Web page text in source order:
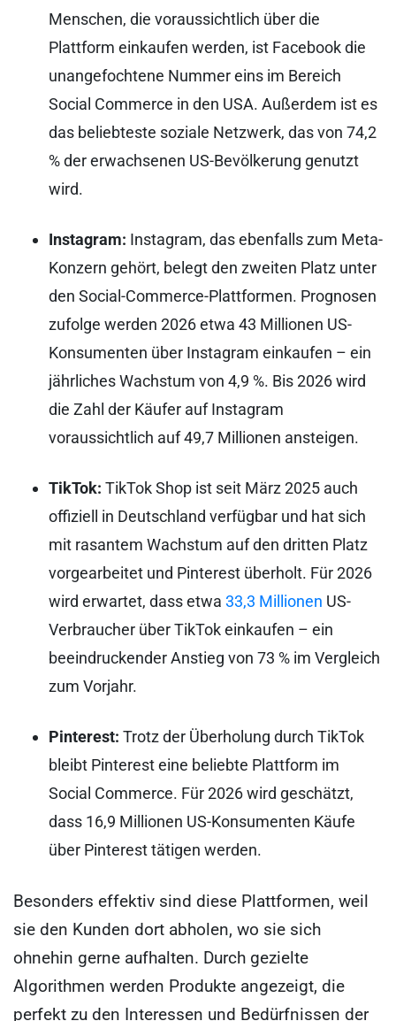
Menschen, die voraussichtlich über die
Plattform einkaufen werden, ist Facebook die
unangefochtene Nummer eins im Bereich
Social Commerce in den USA. Außerdem ist es
das beliebteste soziale Netzwerk, das von 74,2
% der erwachsenen US-Bevölkerung genutzt
wird.
Instagram: Instagram, das ebenfalls zum Meta-
Konzern gehört, belegt den zweiten Platz unter
den Social-Commerce-Plattformen. Prognosen
zufolge werden 2026 etwa 43 Millionen US-
Konsumenten über Instagram einkaufen – ein
jährliches Wachstum von 4,9 %. Bis 2026 wird
die Zahl der Käufer auf Instagram
voraussichtlich auf 49,7 Millionen ansteigen.
TikTok: TikTok Shop ist seit März 2025 auch
offiziell in Deutschland verfügbar und hat sich
mit rasantem Wachstum auf den dritten Platz
vorgearbeitet und Pinterest überholt. Für 2026
wird erwartet, dass etwa 33,3 Millionen US-
Verbraucher über TikTok einkaufen – ein
beeindruckender Anstieg von 73 % im Vergleich
zum Vorjahr.
Pinterest: Trotz der Überholung durch TikTok
bleibt Pinterest eine beliebte Plattform im
Social Commerce. Für 2026 wird geschätzt,
dass 16,9 Millionen US-Konsumenten Käufe
über Pinterest tätigen werden.
Besonders effektiv sind diese Plattformen, weil
sie den Kunden dort abholen, wo sie sich
ohnehin gerne aufhalten. Durch gezielte
Algorithmen werden Produkte angezeigt, die
perfekt zu den Interessen und Bedürfnissen der